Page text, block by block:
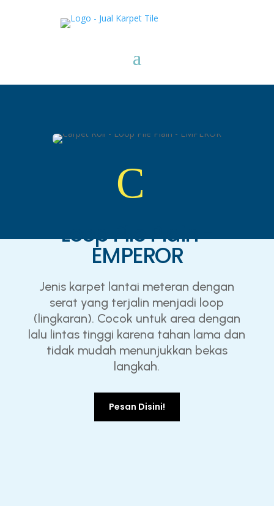
C
Loop Pile Plain -
EMPEROR
Jenis karpet lantai meteran dengan
serat yang terjalin menjadi loop
(lingkaran). Cocok untuk area dengan
lalu lintas tinggi karena tahan lama dan
tidak mudah menunjukkan bekas
langkah.
Pesan Disini!